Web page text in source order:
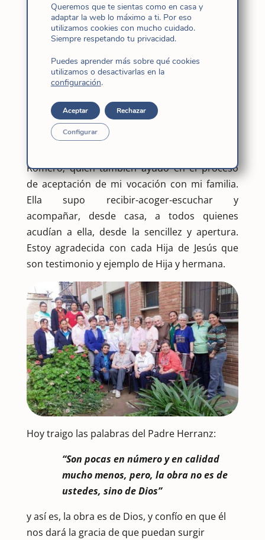
Después de otros años, brotan tres frutos
más, luego uno, y así Dios va bendiciendo a la
Congregación a lo largo de estos años.
Miro la historia y hago memoria agradecida
por las primeras seis Hijas de Jesús que
vinieron y se entregaron en estas tierras
bolivianas. Tuve la gracia y oportunidad de
conocer a una de ellas, una mujer de
Romero; quién también ayudó en el proceso
de aceptación de mi vocación con mi familia.
Ella supo recibir-acoger-escuchar y
acompañar, desde casa, a todos quienes
acudían a ella, desde la sencillez y apertura.
Estoy agradecida con cada Hija de Jesús que
son testimonio y ejemplo de Hija y hermana.
Hoy traigo las palabras del Padre Herranz:
“Son pocas en número y en calidad
mucho menos, pero, la obra no es de
ustedes, sino de Dios”
y así es, la obra es de Dios, y confío en que él
nos dará la gracia de que puedan surgir
Queremos que te sientas como en casa y
adaptar la web lo máximo a ti. Por eso
utilizamos cookies con mucho cuidado.
Siempre respetando tu privacidad.
Puedes aprender más sobre qué cookies
utilizamos o desactivarlas en la
configuración.
Aceptar Rechazar
Configurar